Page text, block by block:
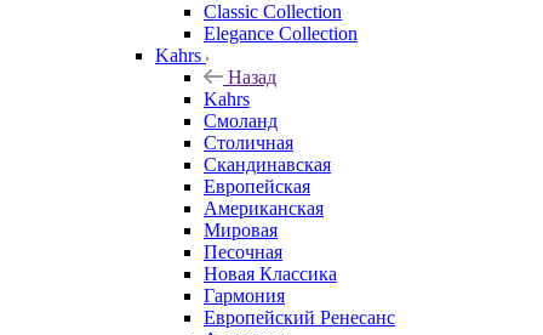
Classic Collection
Elegance Collection
Kahrs
Назад
Kahrs
Смоланд
Столичная
Скандинавская
Европейская
Американская
Мировая
Песочная
Новая Классика
Гармония
Европейский Ренесанс